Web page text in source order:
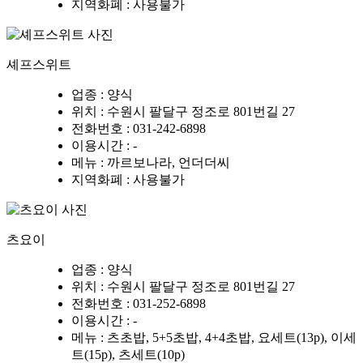
지역화폐 : 사용불가
셰프스위트
업종 : 양식
위치
: 수원시 팔달구 정조로 801번길 27
전화번호 : 031-242-6898
이용시간 : -
메뉴 : 까르보나라, 언더더씨
지역화폐 : 사용불가
츠요이
업종 : 양식
위치
: 수원시 팔달구 정조로 801번길 27
전화번호 : 031-252-6898
이용시간 : -
메뉴 : 츠초밥, 5+5초밥, 4+4초밥, 요세트(13p), 이세
트(15p), 츠세트(10p)